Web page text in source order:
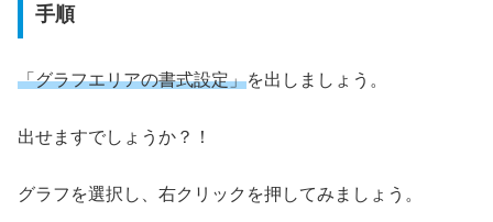
手順
「グラフエリアの書式設定」を出しましょう。
出せますでしょうか？！
グラフを選択し、右クリックを押してみましょう。